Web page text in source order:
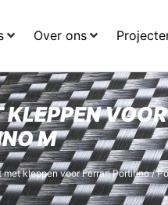
Over ons
M
kleppen voor Ferrari Portifino /